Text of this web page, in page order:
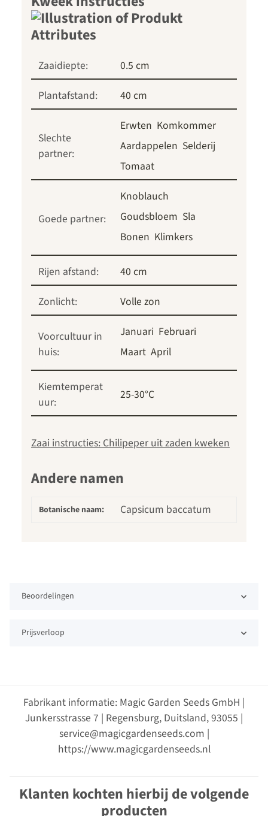
Zaaidiepte:
0.5 cm
Plantafstand:
40 cm
Slechte
partner:
Erwten Komkommer
Aardappelen Selderij
Tomaat
Goede partner:
Knoblauch
Goudsbloem Sla
Bonen Klimkers
Rijen afstand:
40 cm
Zonlicht:
Volle zon
Voorcultuur in
huis:
Januari Februari
Maart April
Kiemtemperat
uur:
25-30°C
Zaai instructies: Chilipeper uit zaden kweken
Andere namen
Botanische naam: Capsicum baccatum
Beoordelingen
Prijsverloop
Fabrikant informatie: Magic Garden Seeds GmbH |
Junkersstrasse 7 | Regensburg, Duitsland, 93055 |
service@magicgardenseeds.com |
https://www.magicgardenseeds.nl
Klanten kochten hierbij de volgende
producten